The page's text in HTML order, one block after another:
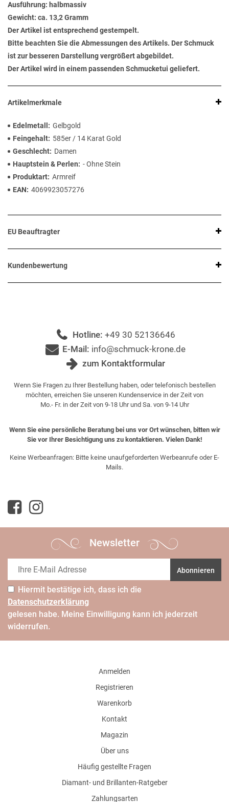
Ausführung: halbmassiv
Gewicht: ca. 13,2 Gramm
Der Artikel ist entsprechend gestempelt.
Bitte beachten Sie die Abmessungen des Artikels. Der Schmuck
ist zur besseren Darstellung vergrößert abgebildet.
Der Artikel wird in einem passenden Schmucketui geliefert.
Artikelmerkmale
Edelmetall
Gelbgold
Feingehalt
585er / 14 Karat Gold
Geschlecht
Damen
Hauptstein & Perlen
- Ohne Stein
Produktart Armreif
EAN
4069923057276
EU Beauftragter
Kundenbewertung
Hotline: +49 30 52136646
E-Mail: info@schmuck-krone.de
zum Kontaktformular
Wenn Sie Fragen zu Ihrer Bestellung haben, oder telefonisch bestellen
möchten, erreichen Sie unseren Kundenservice in der Zeit von
Mo.- Fr. in der Zeit von 9-18 Uhr und Sa. von 9-14 Uhr
Wenn Sie eine persönliche Beratung bei uns vor Ort wünschen, bitten wir
Sie vor Ihrer Besichtigung uns zu kontaktieren. Vielen Dank!
Keine Werbeanfragen: Bitte keine unaufgeforderten Werbeanrufe oder E-
Mails.
Newsletter
Abonnieren
Hiermit bestätige ich, dass ich die
Daten­schutz­erklärung
gelesen habe. Meine Einwilligung kann ich jederzeit
widerrufen.
Anmelden
Registrieren
Warenkorb
Kontakt
Magazin
Über uns
Häufig gestellte Fragen
Diamant- und Brillanten-Ratgeber
Zahlungsarten